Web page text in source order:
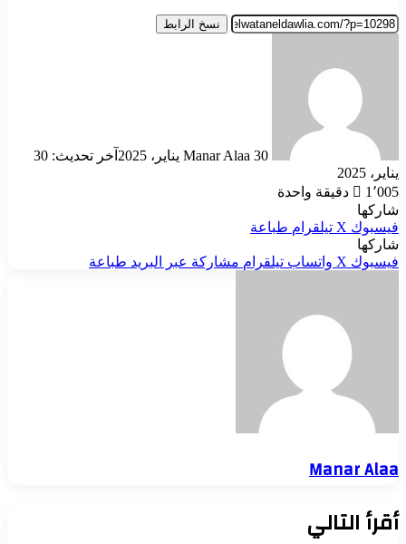
نسخ الرابط
Manar Alaa 30 يناير، 2025
آخر تحديث: 30
2025
دقيقة واحدة
‫X تيلقرام
طباعة
‫X واتساب تيلقرام مشاركة عبر البريد طباعة
Manar
التالي